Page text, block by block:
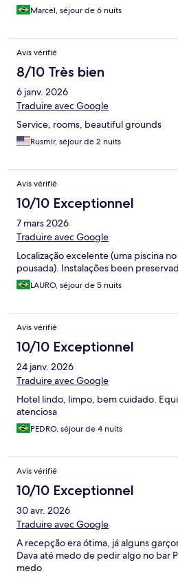
Marcel, séjour de 6 nuits
Avis vérifié
8/10 Très bien
6 janv. 2026
Traduire avec Google
Service, rooms, beautiful grounds
Rusmir, séjour de 2 nuits
Avis vérifié
10/10 Exceptionnel
7 mars 2026
Traduire avec Google
Localização excelente (uma piscina
pousada). Instalações been
LAURO, séjour de 5 nuits
Avis vérifié
10/10 Exceptionnel
24 janv. 2026
Traduire avec Google
Hotel lindo, limpo, bem cuidado.
atenciosa
PEDRO, séjour de 4 nuits
Avis vérifié
10/10 Exceptionnel
30 avr. 2026
Traduire avec Google
A recepção era ótima, já alguns
Dava até medo de pedir algo no bar
medo